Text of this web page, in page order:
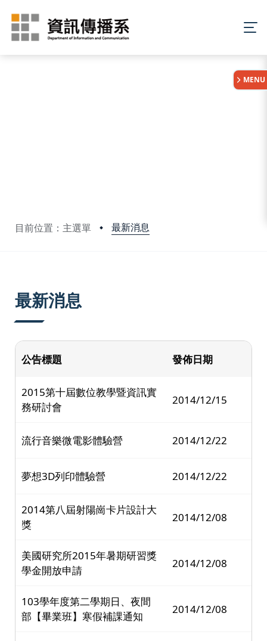
目前位置：主選單 最新消息
MENU
最新消息
公告標題 發佈日期
2015第十屆數位教學暨資訊實
務研討會
2014/12/15
流行音樂微電影體驗營 2014/12/22
夢想3D列印體驗營 2014/12/22
2014第八屆射陽崗卡片設計大
獎
2014/12/08
美國研究所2015年暑期研習獎
學金開放申請
2014/12/08
103學年度第二學期日、夜間
部【畢業班】寒假補課通知
2014/12/08